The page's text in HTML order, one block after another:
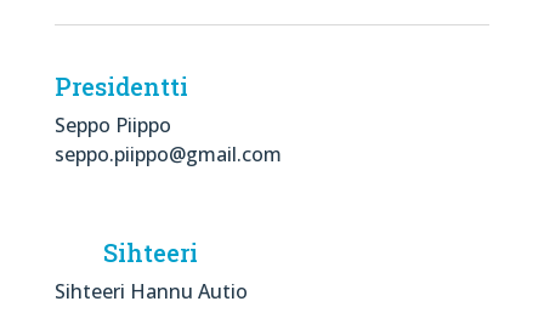
Presidentti
Seppo Piippo
seppo.piippo@gmail.com
Sihteeri
Sihteeri Hannu Autio